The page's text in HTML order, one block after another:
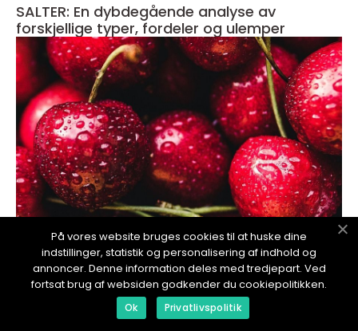
SALTER: En dybdegående analyse av
forskjellige typer, fordeler og ulemper
redaktionel
D Vitamin Mangel og Alkohol: En
På vores website bruges cookies til at huske dine
indstillinger, statistik og personalisering af indhold og
annoncer. Denne information deles med tredjepart. Ved
fortsat brug af websiden godkender du cookiepolitikken.
Ok Privatlivspolitik